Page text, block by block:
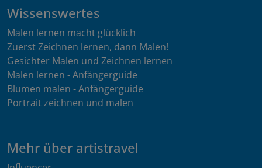
Wissenswertes
Malen lernen macht glücklich
Zuerst Zeichnen lernen, dann Malen!
Gesichter Malen und Zeichnen lernen
Malen lernen - Anfängerguide
Blumen malen - Anfängerguide
Portrait zeichnen und malen
Mehr über artistravel